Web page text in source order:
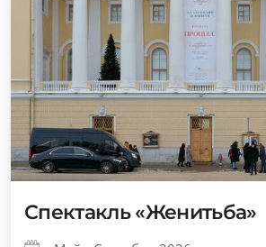
Спектакль «Женитьба»